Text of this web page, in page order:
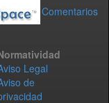
Comentarios
Legal
de